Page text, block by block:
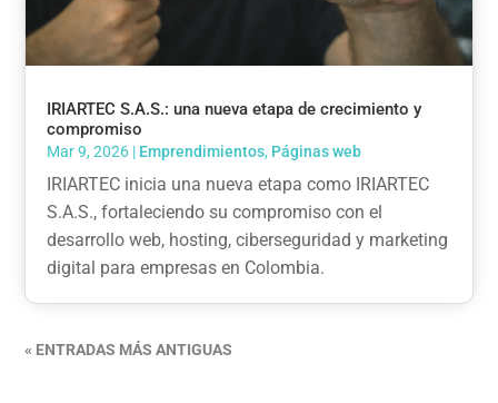
IRIARTEC S.A.S.: una nueva etapa de crecimiento y
compromiso
Mar 9, 2026 | Emprendimientos, Páginas web
IRIARTEC inicia una nueva etapa como IRIARTEC
S.A.S., fortaleciendo su compromiso con el
desarrollo web, hosting, ciberseguridad y marketing
digital para empresas en Colombia.
« ENTRADAS MÁS ANTIGUAS